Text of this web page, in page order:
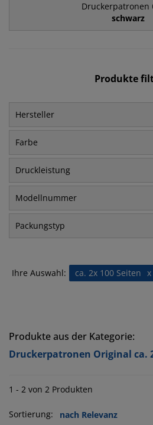
Druckerpatronen
schwarz
Produkte
Hersteller
Farbe
Druckleistung
Modellnummer
Packungstyp
Ihre Auswahl: x
ca. 2x 100 Seiten
Produkte aus der Kategorie:
Druckerpatronen Original ca.
1 - 2 von 2 Produkten
Sortierung: